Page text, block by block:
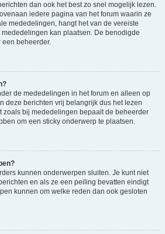
dan ook het best zo snel mogelijk lezen.
iedere pagina van het forum waarin ze
mededelingen, hangt het van de vereiste
kan plaatsen. De benodigde
beheerder.
de mededelingen in het forum en alleen op
deze berichten vrij belangrijk dus het lezen
zoals bij mededelingen bepaalt de beheerder
om een sticky onderwerp te plaatsen.
kunnen onderwerpen sluiten. Je kunt niet
en als ze een peiling bevatten eindigt
kunnen om welke reden dan ook gesloten